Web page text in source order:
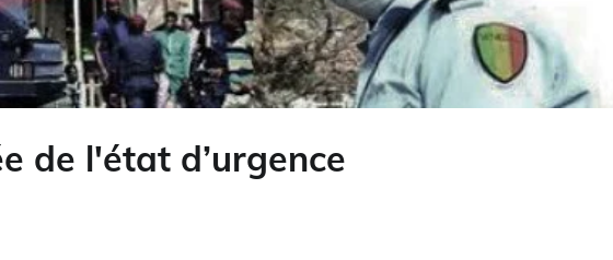
de l'état d’urgence